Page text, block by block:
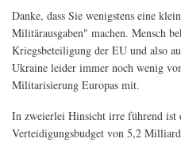
Danke, dass Sie wenigstens eine
Militärausgaben" machen. Mensch
Kriegsbeteiligung der EU und also
Ukraine leider immer noch wenig
Militarisierung Europas mit.
In zweierlei Hinsicht irre führend ist
Verteidigungsbudget von 5,2